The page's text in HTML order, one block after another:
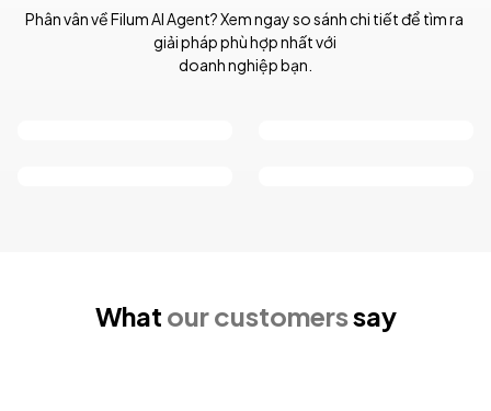
Phân vân về Filum AI Agent? Xem ngay so sánh chi tiết để tìm ra
giải pháp phù hợp nhất với
doanh nghiệp bạn.
What our customerssay